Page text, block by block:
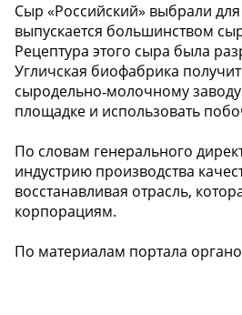
Сыр «Российский» выбрали
выпускается большинством
Рецептура этого сыра была
Угличская биофабрика
сыродельно‑молочному
площадке и использовать
‍По словам генерального
индустрию производства
восстанавливая отрасль,
корпорациям.
По материалам портала